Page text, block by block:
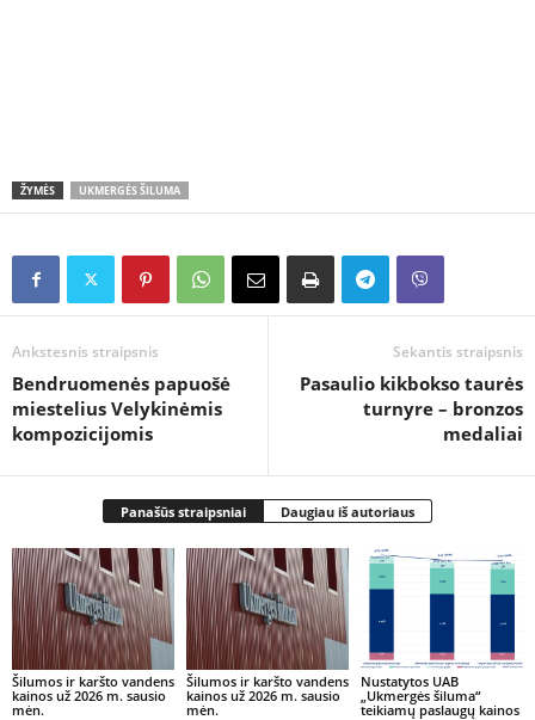
ŽYMĖS UKMERGĖS ŠILUMA
Ankstesnis straipsnis
Bendruomenės papuošė
miestelius Velykinėmis
kompozicijomis
Sekantis straipsnis
Pasaulio kikbokso taurės
turnyre – bronzos
medaliai
Panašūs straipsniai Daugiau iš autoriaus
Šilumos ir karšto vandens
kainos už 2026 m. sausio
mėn.
Šilumos ir karšto vandens
kainos už 2026 m. sausio
mėn.
Nustatytos UAB
„Ukmergės šiluma“
teikiamų paslaugų kainos